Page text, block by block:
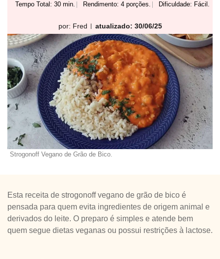
Tempo Total: 30 min. Rendimento: 4 porções. Dificuldade: Fácil.
por: Fred atualizado: 30/06/25
Strogonoff Vegano de Grão de Bico.
Esta receita de strogonoff vegano de grão de bico é
pensada para quem evita ingredientes de origem animal e
derivados do leite. O preparo é simples e atende bem
quem segue dietas veganas ou possui restrições à lactose.